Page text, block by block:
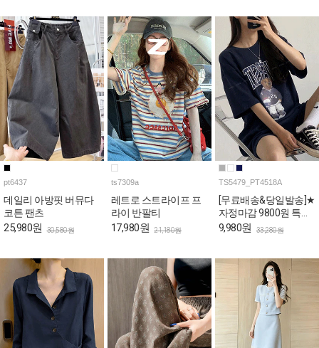
pt6437
데일리 아방핏 버뮤다
코튼 팬츠
25,980원 30,580원
ts7309a
레트로 스트라이프 프
라이 반팔티
17,980원 21,180원
TS5479_PT4518A
[무료배송&당일발송]★
자정마감 9800원 특가
★캐주얼 베어 박시 티
9,980원 33,280원